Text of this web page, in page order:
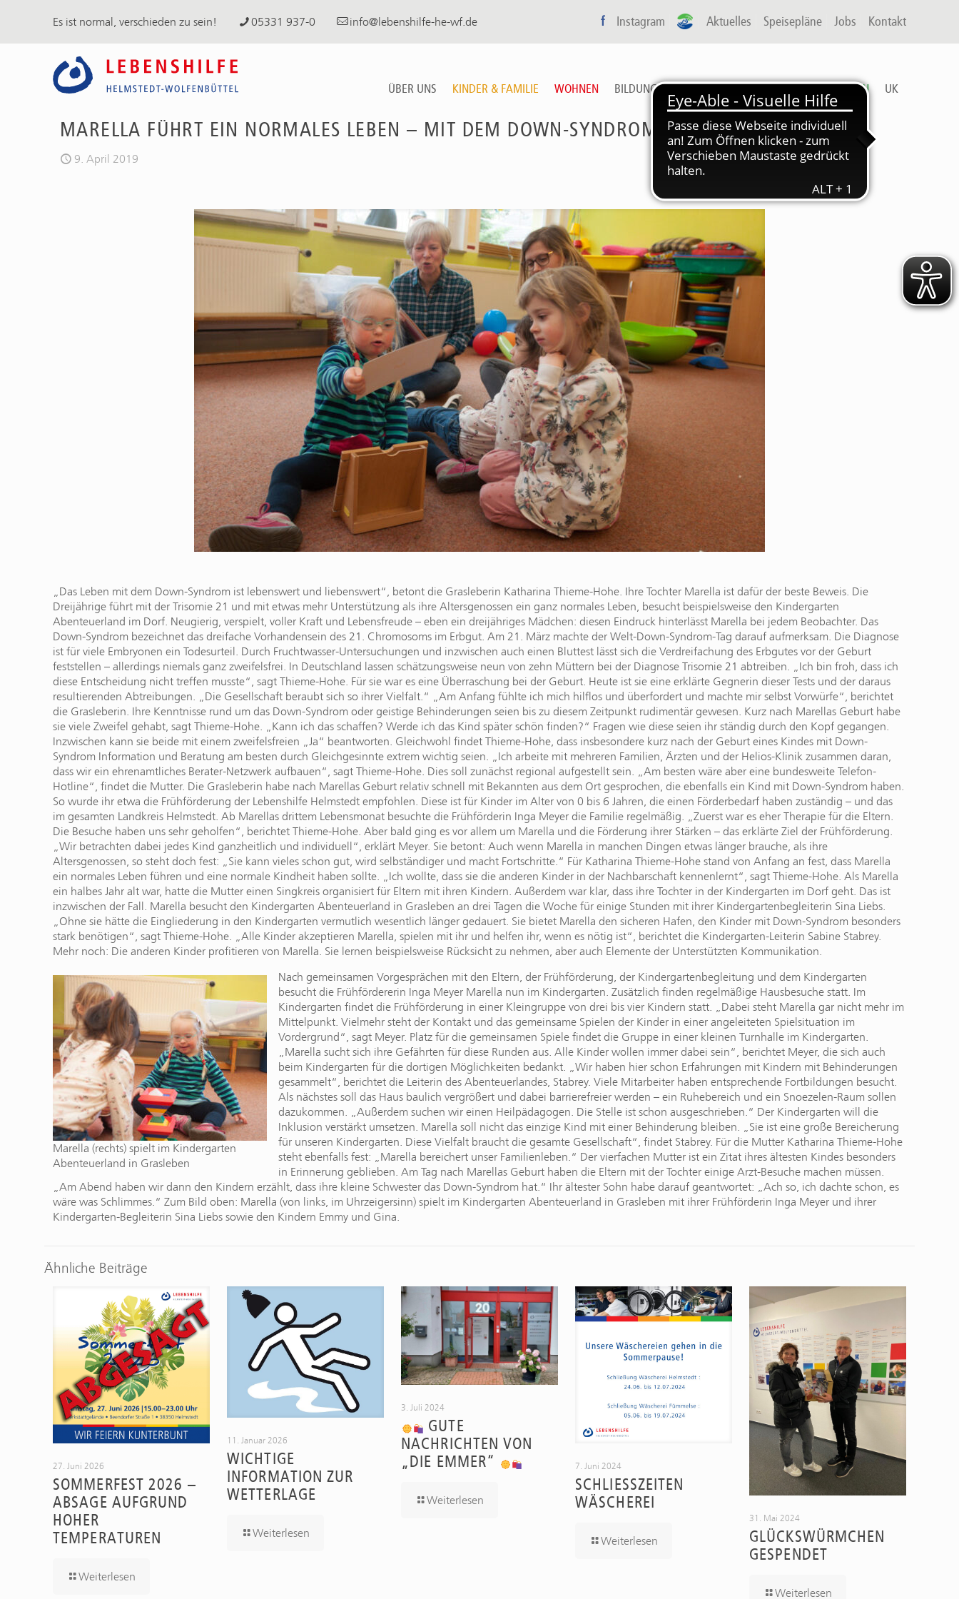
Es ist normal, verschieden zu sein! 05331 937-0 info@lebenshilfe-he-wf.de f Instagram A-P Aktuelles Speisepläne Jobs Kontakt
ÜBER UNS KINDER & FAMILIE WOHNEN BILDUNG & ARBEIT FREIZEIT DIENSTLEISTUNGEN UK
MARELLA FÜHRT EIN NORMALES LEBEN – MIT DEM DOWN-SYNDROM
9. April 2019
„Das Leben mit dem Down-Syndrom ist lebenswert und liebenswert“, betont die Grasleberin Katharina Thieme-Hohe. Ihre Tochter Marella ist dafür der beste Beweis. Die
Dreijährige führt mit der Trisomie 21 und mit etwas mehr Unterstützung als ihre Altersgenossen ein ganz normales Leben, besucht beispielsweise den Kindergarten
Abenteuerland im Dorf. Neugierig, verspielt, voller Kraft und Lebensfreude – eben ein dreijähriges Mädchen: diesen Eindruck hinterlässt Marella bei jedem Beobachter. Das
Down-Syndrom bezeichnet das dreifache Vorhandensein des 21. Chromosoms im Erbgut. Am 21. März machte der Welt-Down-Syndrom-Tag darauf aufmerksam. Die Diagnose
ist für viele Embryonen ein Todesurteil. Durch Fruchtwasser-Untersuchungen und inzwischen auch einen Bluttest lässt sich die Verdreifachung des Erbgutes vor der Geburt
feststellen – allerdings niemals ganz zweifelsfrei. In Deutschland lassen schätzungsweise neun von zehn Müttern bei der Diagnose Trisomie 21 abtreiben. „Ich bin froh, dass ich
diese Entscheidung nicht treffen musste“, sagt Thieme-Hohe. Für sie war es eine Überraschung bei der Geburt. Heute ist sie eine erklärte Gegnerin dieser Tests und der daraus
resultierenden Abtreibungen. „Die Gesellschaft beraubt sich so ihrer Vielfalt.“ „Am Anfang fühlte ich mich hilflos und überfordert und machte mir selbst Vorwürfe“, berichtet
die Grasleberin. Ihre Kenntnisse rund um das Down-Syndrom oder geistige Behinderungen seien bis zu diesem Zeitpunkt rudimentär gewesen. Kurz nach Marellas Geburt habe
sie viele Zweifel gehabt, sagt Thieme-Hohe. „Kann ich das schaffen? Werde ich das Kind später schön finden?“ Fragen wie diese seien ihr ständig durch den Kopf gegangen.
Inzwischen kann sie beide mit einem zweifelsfreien „Ja“ beantworten. Gleichwohl findet Thieme-Hohe, dass insbesondere kurz nach der Geburt eines Kindes mit Down-
Syndrom Information und Beratung am besten durch Gleichgesinnte extrem wichtig seien. „Ich arbeite mit mehreren Familien, Ärzten und der Helios-Klinik zusammen daran,
dass wir ein ehrenamtliches Berater-Netzwerk aufbauen“, sagt Thieme-Hohe. Dies soll zunächst regional aufgestellt sein. „Am besten wäre aber eine bundesweite Telefon-
Hotline“, findet die Mutter. Die Grasleberin habe nach Marellas Geburt relativ schnell mit Bekannten aus dem Ort gesprochen, die ebenfalls ein Kind mit Down-Syndrom haben.
So wurde ihr etwa die Frühförderung der Lebenshilfe Helmstedt empfohlen. Diese ist für Kinder im Alter von 0 bis 6 Jahren, die einen Förderbedarf haben zuständig – und das
im gesamten Landkreis Helmstedt. Ab Marellas drittem Lebensmonat besuchte die Frühförderin Inga Meyer die Familie regelmäßig. „Zuerst war es eher Therapie für die Eltern.
Die Besuche haben uns sehr geholfen“, berichtet Thieme-Hohe. Aber bald ging es vor allem um Marella und die Förderung ihrer Stärken – das erklärte Ziel der Frühförderung.
„Wir betrachten dabei jedes Kind ganzheitlich und individuell“, erklärt Meyer. Sie betont: Auch wenn Marella in manchen Dingen etwas länger brauche, als ihre
Altersgenossen, so steht doch fest: „Sie kann vieles schon gut, wird selbständiger und macht Fortschritte.“ Für Katharina Thieme-Hohe stand von Anfang an fest, dass Marella
ein normales Leben führen und eine normale Kindheit haben sollte. „Ich wollte, dass sie die anderen Kinder in der Nachbarschaft kennenlernt“, sagt Thieme-Hohe. Als Marella
ein halbes Jahr alt war, hatte die Mutter einen Singkreis organisiert für Eltern mit ihren Kindern. Außerdem war klar, dass ihre Tochter in der Kindergarten im Dorf geht. Das ist
inzwischen der Fall. Marella besucht den Kindergarten Abenteuerland in Grasleben an drei Tagen die Woche für einige Stunden mit ihrer Kindergartenbegleiterin Sina Liebs.
„Ohne sie hätte die Eingliederung in den Kindergarten vermutlich wesentlich länger gedauert. Sie bietet Marella den sicheren Hafen, den Kinder mit Down-Syndrom besonders
stark benötigen“, sagt Thieme-Hohe. „Alle Kinder akzeptieren Marella, spielen mit ihr und helfen ihr, wenn es nötig ist“, berichtet die Kindergarten-Leiterin Sabine Stabrey.
Mehr noch: Die anderen Kinder profitieren von Marella. Sie lernen beispielsweise Rücksicht zu nehmen, aber auch Elemente der Unterstützten Kommunikation.
Marella (rechts) spielt im Kindergarten
Abenteuerland in Grasleben
Nach gemeinsamen Vorgesprächen mit den Eltern, der Frühförderung, der Kindergartenbegleitung und dem Kindergarten
besucht die Frühfördererin Inga Meyer Marella nun im Kindergarten. Zusätzlich finden regelmäßige Hausbesuche statt. Im
Kindergarten findet die Frühförderung in einer Kleingruppe von drei bis vier Kindern statt. „Dabei steht Marella gar nicht mehr im
Mittelpunkt. Vielmehr steht der Kontakt und das gemeinsame Spielen der Kinder in einer angeleiteten Spielsituation im
Vordergrund“, sagt Meyer. Platz für die gemeinsamen Spiele findet die Gruppe in einer kleinen Turnhalle im Kindergarten.
„Marella sucht sich ihre Gefährten für diese Runden aus. Alle Kinder wollen immer dabei sein“, berichtet Meyer, die sich auch
beim Kindergarten für die dortigen Möglichkeiten bedankt. „Wir haben hier schon Erfahrungen mit Kindern mit Behinderungen
gesammelt“, berichtet die Leiterin des Abenteuerlandes, Stabrey. Viele Mitarbeiter haben entsprechende Fortbildungen besucht.
Als nächstes soll das Haus baulich vergrößert und dabei barrierefreier werden – ein Ruhebereich und ein Snoezelen-Raum sollen
dazukommen. „Außerdem suchen wir einen Heilpädagogen. Die Stelle ist schon ausgeschrieben.“ Der Kindergarten will die
Inklusion verstärkt umsetzen. Marella soll nicht das einzige Kind mit einer Behinderung bleiben. „Sie ist eine große Bereicherung
für unseren Kindergarten. Diese Vielfalt braucht die gesamte Gesellschaft“, findet Stabrey. Für die Mutter Katharina Thieme-Hohe
steht ebenfalls fest: „Marella bereichert unser Familienleben.“ Der vierfachen Mutter ist ein Zitat ihres ältesten Kindes besonders
in Erinnerung geblieben. Am Tag nach Marellas Geburt haben die Eltern mit der Tochter einige Arzt-Besuche machen müssen.
„Am Abend haben wir dann den Kindern erzählt, dass ihre kleine Schwester das Down-Syndrom hat.“ Ihr ältester Sohn habe darauf geantwortet: „Ach so, ich dachte schon, es
wäre was Schlimmes.“ Zum Bild oben: Marella (von links, im Uhrzeigersinn) spielt im Kindergarten Abenteuerland in Grasleben mit ihrer Frühförderin Inga Meyer und ihrer
Kindergarten-Begleiterin Sina Liebs sowie den Kindern Emmy und Gina.
Ähnliche Beiträge
27. Juni 2026
SOMMERFEST 2026 –
ABSAGE AUFGRUND
HOHER
TEMPERATUREN
Weiterlesen
11. Januar 2026
WICHTIGE
INFORMATION ZUR
WETTERLAGE
Weiterlesen
3. Juli 2024
GUTE
NACHRICHTEN VON
„DIE EMMER“
Weiterlesen
7. Juni 2024
SCHLIESSZEITEN W
ÄSCHEREI
Weiterlesen
31. Mai 2024
GLÜCKSWÜRMCHEN
GESPENDET
Weiterlesen